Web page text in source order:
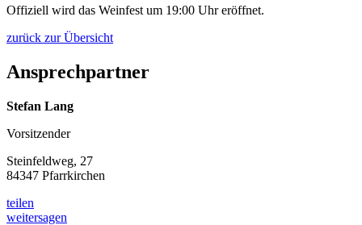
Offiziell wird das Weinfest um 19:00 Uhr eröffnet.
zurück zur Übersicht
Ansprechpartner
Stefan Lang
Vorsitzender
Steinfeldweg, 27
84347 Pfarrkirchen
teilen
weitersagen